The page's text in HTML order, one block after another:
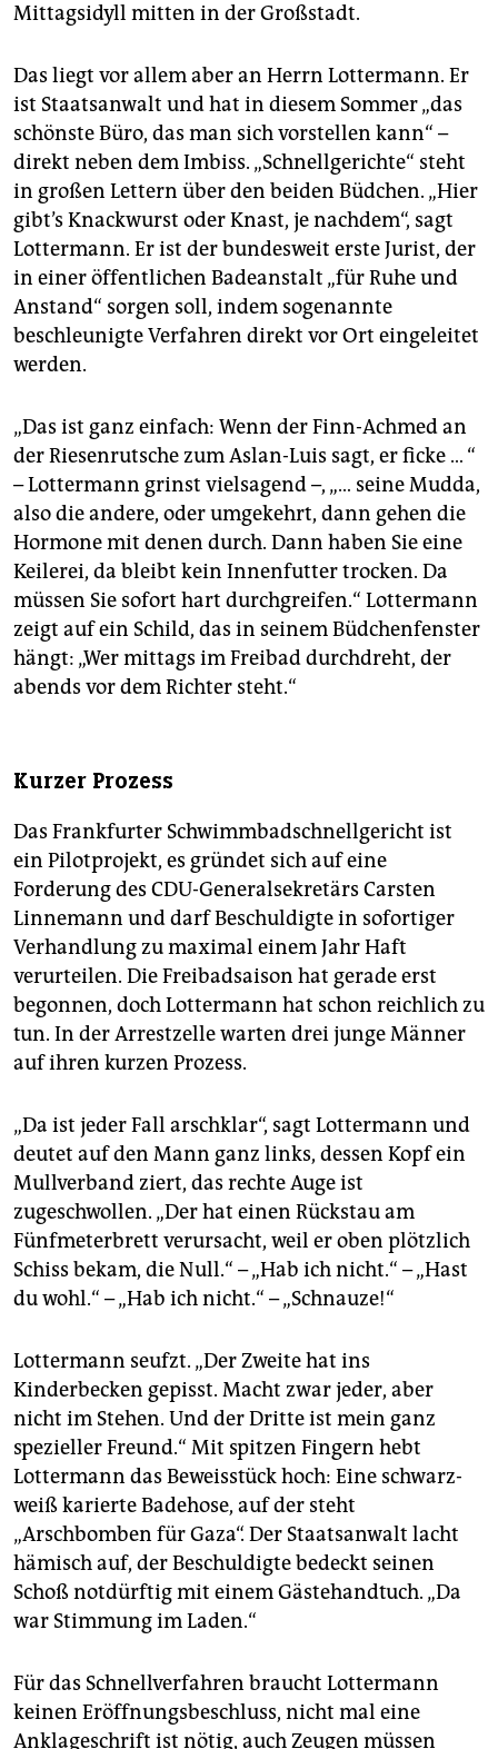
Mittagsidyll mitten in der Großstadt.
Das liegt vor allem aber an Herrn Lottermann. Er
ist Staatsanwalt und hat in diesem Sommer „das
schönste Büro, das man sich vorstellen kann“ –
direkt neben dem Imbiss. „Schnellgerichte“ steht
in großen Lettern über den beiden Büdchen. „Hier
gibt’s Knackwurst oder Knast, je nachdem“, sagt
Lottermann. Er ist der bundesweit erste Jurist, der
in einer öffentlichen Badeanstalt „für Ruhe und
Anstand“ sorgen soll, indem sogenannte
beschleunigte Verfahren direkt vor Ort eingeleitet
werden.
„Das ist ganz einfach: Wenn der Finn-Achmed an
der Riesenrutsche zum ­Aslan-Luis sagt, er ficke … “
– Lottermann grinst vielsagend –, „… seine Mudda,
also die andere, oder umgekehrt, dann gehen die
Hormone mit denen durch. Dann haben Sie eine
Keilerei, da bleibt kein Innenfutter trocken. Da
müssen Sie sofort hart durchgreifen.“ Lottermann
zeigt auf ein Schild, das in seinem Büdchenfenster
hängt: „Wer mittags im Freibad durchdreht, der
abends vor dem Richter steht.“
Kurzer Prozess
Das Frankfurter Schwimmbadschnellgericht ist
ein Pilotprojekt, es gründet sich auf eine
Forderung des CDU-Generalsekretärs Carsten
Linnemann und darf Beschuldigte in sofortiger
Verhandlung zu maximal einem Jahr Haft
verurteilen. Die Freibadsaison hat gerade erst
begonnen, doch Lottermann hat schon reichlich zu
tun. In der Arrestzelle warten drei junge Männer
auf ihren kurzen Prozess.
„Da ist jeder Fall arschklar“, sagt Lottermann und
deutet auf den Mann ganz links, dessen Kopf ein
Mullverband ziert, das rechte Auge ist
zugeschwollen. „Der hat einen Rückstau am
Fünfmeterbrett verursacht, weil er oben plötzlich
Schiss bekam, die Null.“ – „Hab ich nicht.“ – „Hast
du wohl.“ – „Hab ich nicht.“ – „Schnauze!“
Lottermann seufzt. „Der Zweite hat ins
Kinderbecken gepisst. Macht zwar jeder, aber
nicht im Stehen. Und der Dritte ist mein ganz
spezieller Freund.“ Mit spitzen Fingern hebt
Lottermann das Beweisstück hoch: Eine schwarz-
weiß karierte Badehose, auf der steht
„Arschbomben für Gaza“. Der Staatsanwalt lacht
hämisch auf, der Beschuldigte bedeckt seinen
Schoß notdürftig mit einem Gästehandtuch. „Da
war Stimmung im Laden.“
Für das Schnellverfahren braucht Lottermann
keinen Eröffnungsbeschluss, nicht mal eine
Anklageschrift ist nötig, auch Zeugen müssen